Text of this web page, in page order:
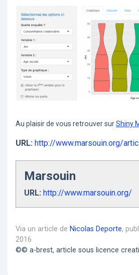
Au plaisir de vous retrouver surShiny
URL: http://www.marsouin.org/
Marsouin
URL: http://www.marsouin.org/
Via un article de Nicolas Deporte,
2016
©© a-brest, article sous licence